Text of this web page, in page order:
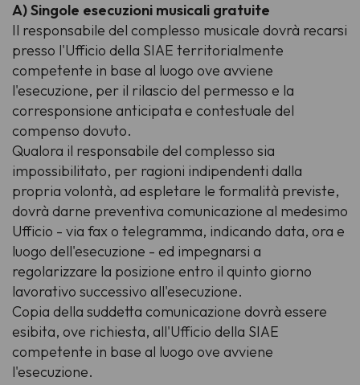
A) Singole esecuzioni musicali gratuite
Il responsabile del complesso musicale dovrà recarsi
presso l'Ufficio della SIAE territorialmente
competente in base al luogo ove avviene
l'esecuzione, per il rilascio del permesso e la
corresponsione anticipata e contestuale del
compenso dovuto.
Qualora il responsabile del complesso sia
impossibilitato, per ragioni indipendenti dalla
propria volontà, ad espletare le formalità previste,
dovrà darne preventiva comunicazione al medesimo
Ufficio - via fax o telegramma, indicando data, ora e
luogo dell'esecuzione - ed impegnarsi a
regolarizzare la posizione entro il quinto giorno
lavorativo successivo all'esecuzione.
Copia della suddetta comunicazione dovrà essere
esibita, ove richiesta, all'Ufficio della SIAE
competente in base al luogo ove avviene
l'esecuzione.